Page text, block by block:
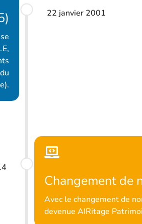
22 janvier 2001
Changement de
Avec le changement de
devenue AIRitage